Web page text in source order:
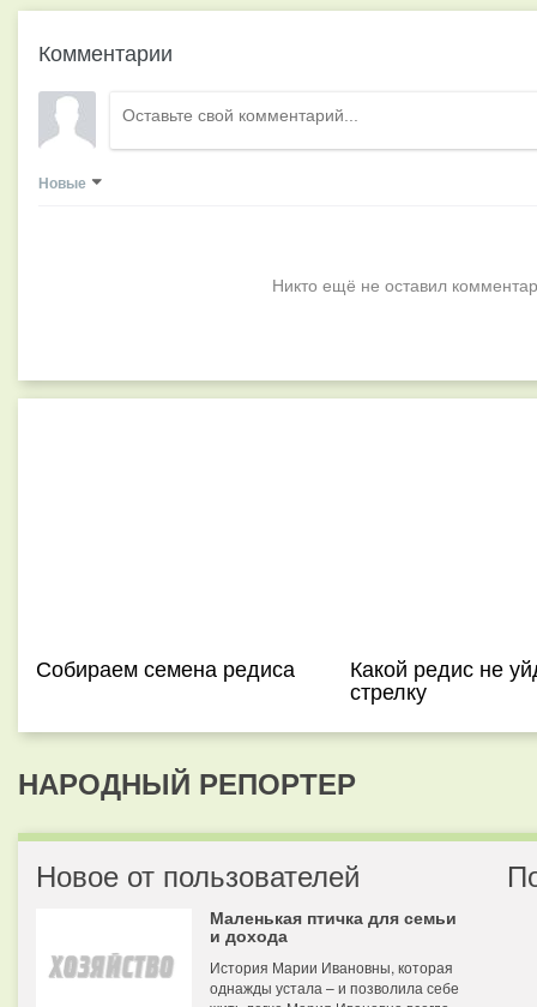
Комментарии
Новые
Никто ещё не оставил
Собираем семена редиса Какой редис не
стрелку
НАРОДНЫЙ РЕПОРТЕР
Новое от пользователей
Маленькая птичка для семьи
и дохода
История Марии Ивановны, которая
однажды устала – и позволила себе